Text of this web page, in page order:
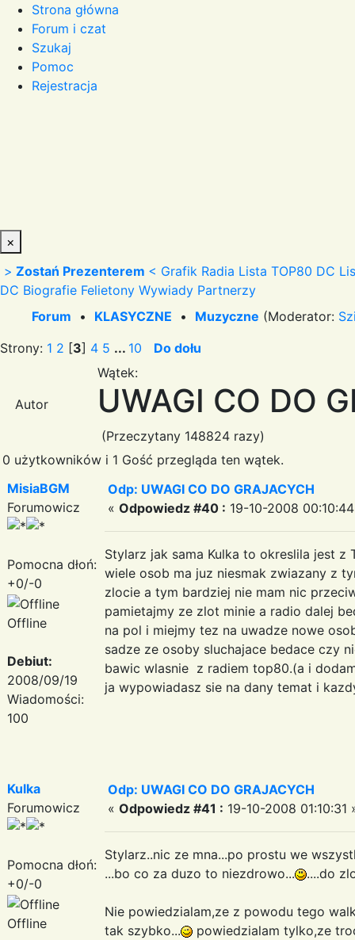
Strona główna
Forum i czat
Szukaj
Pomoc
Rejestracja
×
> Zostań Prezenterem < Grafik Radia Lista TOP80 DC
DC Biografie Felietony Wywiady Partnerzy
Forum • KLASYCZNE • Muzyczne (Moderator:
Strony: 1 2 [3] 4 5 ... 10 Do dołu
Autor
Wątek:
UWAGI CO DO
(Przeczytany 148824 razy)
0 użytkowników i 1 Gość przegląda ten wątek.
MisiaBGM
Forumowicz
Pomocna dłoń:
+0/-0
Offline
Debiut:
2008/09/19
Wiadomości:
100
Odp: UWAGI CO DO GRAJACYCH
« Odpowiedz #40 : 19-10-2008
Stylarz jak sama Kulka to okreslila jest
wiele osob ma juz niesmak zwiazany z
zlocie a tym bardziej nie mam nic
pamietajmy ze zlot minie a radio dalej
na pol i miejmy tez na uwadze nowe
sadze ze osoby sluchajace bedace czy
bawic wlasnie z radiem top80.(a i
ja wypowiadasz sie na dany temat i
Kulka
Forumowicz
Pomocna dłoń:
+0/-0
Offline
Odp: UWAGI CO DO GRAJACYCH
« Odpowiedz #41 : 19-10-2008 01:10:31
Stylarz..nic ze mna...po prostu we
...bo co za duzo to niezdrowo...
....do
Nie powiedzialam,ze z powodu tego
tak szybko...
powiedzialam tylko,ze